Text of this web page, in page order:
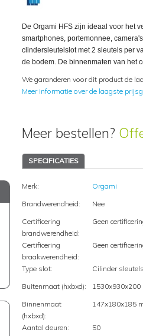
De Orgami HFS zijn ideaal voor het
smartphones, portemonnee,
clindersleutelslot met 2 sleutels per
de bodem. De binnenmaten van het
We garanderen voor dit product de
Meer informatie over de laagste
Meer bestellen?
SPECIFICATIES
Merk:
Orgami
Brandwerendheid:
Nee
Certificering
brandwerendheid:
Geen
Certificering
braakwerendheid:
Geen
Type slot:
Cilinder
Buitenmaat (hxbxd):
1530x930x200
Binnenmaat
(hxbxd):
147x180x185
Aantal deuren:
50